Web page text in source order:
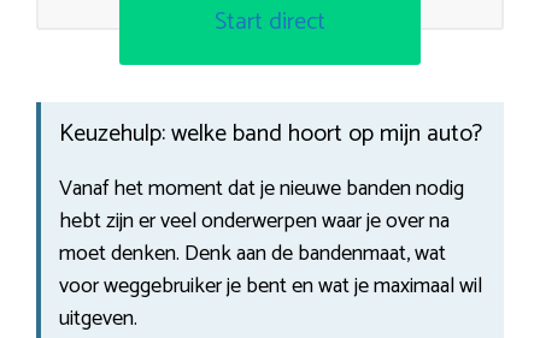
Start direct
Keuzehulp: welke band hoort op mijn auto?
Vanaf het moment dat je nieuwe banden nodig
hebt zijn er veel onderwerpen waar je over na
moet denken. Denk aan de bandenmaat, wat
voor weggebruiker je bent en wat je maximaal wil
uitgeven.